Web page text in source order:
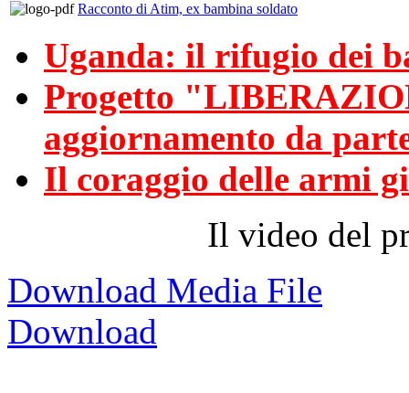
Racconto di Atim, ex bambina soldato
Uganda: il rifugio dei
Progetto
aggiornamento da
Il coraggio delle armi
Il video del
Download Media File
Download